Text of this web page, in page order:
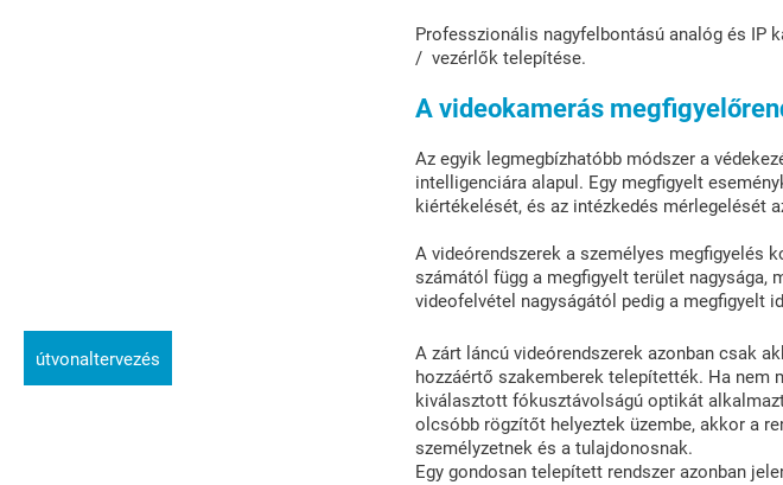
útvonaltervezés
Professzionális nagyfelbontású analóg és IP
/ vezérlők telepítése.
A videokamerás
Az egyik legmegbízhatóbb módszer a
intelligenciára alapul. Egy megfigyelt
kiértékelését, és az intézkedés mérlegelését
A videórendszerek a személyes megfigyelés
számától függ a megfigyelt terület
videofelvétel nagyságától pedig a megfigyelt
A zárt láncú videórendszerek azonban csak
hozzáértő szakemberek telepítették. Ha nem
kiválasztott fókusztávolságú optikát
olcsóbb rögzítőt helyeztek üzembe, akkor a
személyzetnek és a tulajdonosnak.
Egy gondosan telepített rendszer azonban